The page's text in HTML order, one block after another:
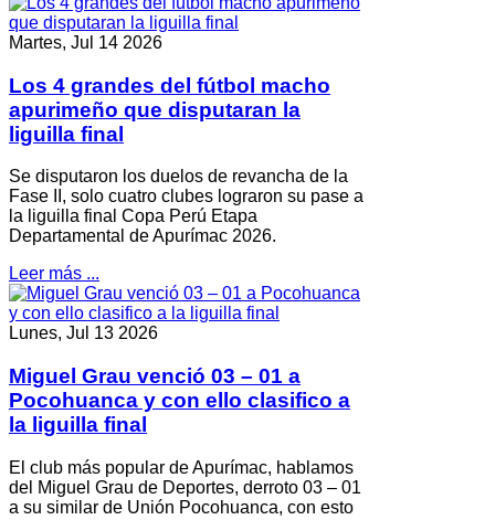
Martes, Jul 14 2026
Los 4 grandes del fútbol macho
apurimeño que disputaran la
liguilla final
Se disputaron los duelos de revancha de la
Fase II, solo cuatro clubes lograron su pase a
la liguilla final Copa Perú Etapa
Departamental de Apurímac 2026.
Leer más ...
Lunes, Jul 13 2026
Miguel Grau venció 03 – 01 a
Pocohuanca y con ello clasifico a
la liguilla final
El club más popular de Apurímac, hablamos
del Miguel Grau de Deportes, derroto 03 – 01
a su similar de Unión Pocohuanca, con esto